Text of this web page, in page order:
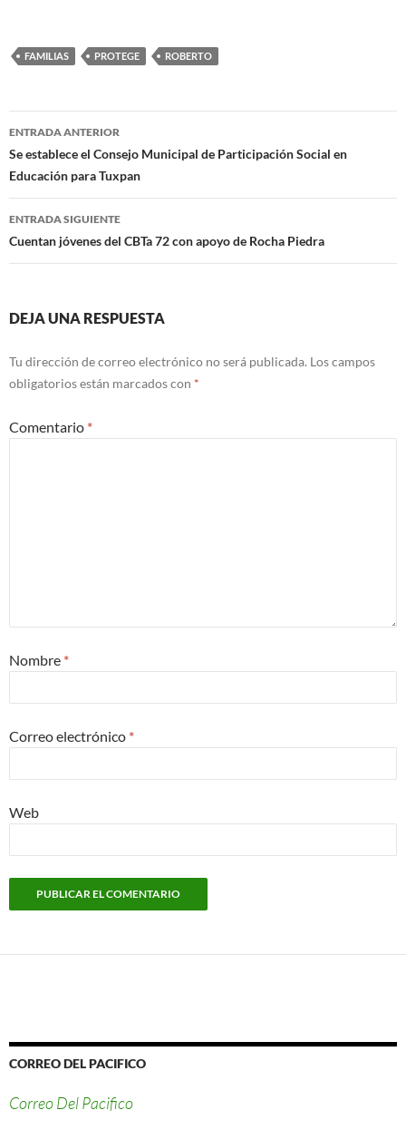
FAMILIAS PROTEGE ROBERTO
Navegación
de
entradas
ENTRADA ANTERIOR
Se establece el Consejo Municipal de Participación Social en
Educación para Tuxpan
ENTRADA SIGUIENTE
Cuentan jóvenes del CBTa 72 con apoyo de Rocha Piedra
DEJA UNA RESPUESTA
Tu dirección de correo electrónico no será publicada. Los campos
obligatorios están marcados con *
Comentario *
Nombre *
Correo electrónico *
Web
CORREO DEL PACIFICO
Correo Del Pacifico